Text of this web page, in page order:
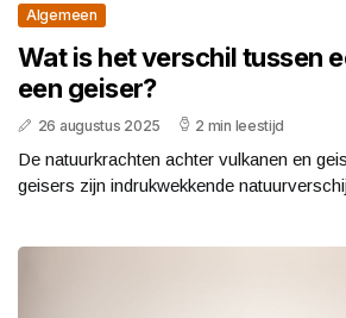
Algemeen
Wat is het verschil tussen
een geiser?
26 augustus 2025 2 min leestijd
De natuurkrachten achter vulkanen en
geisers zijn indrukwekkende